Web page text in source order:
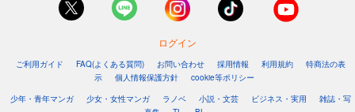
ログイン
ご利用ガイド FAQ(よくある質問) お問い合わせ 採用情報 利用規約
特商法の表
示
個人情報保護方針
cookie等ポリシー
少年・青年マンガ
少女・女性マンガ ラノベ 小説・文芸 ビジネス・実用
雑誌・写